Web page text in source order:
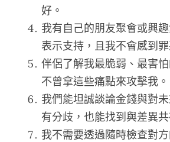
好。
我有自己的朋友聚會或興
表示支持，且我不會感到罪
伴侶了解我最脆弱、最害
不曾拿這些痛點來攻擊我。
我們能坦誠談論金錢與對
有分歧，也能找到與差異共
我不需要透過隨時檢查對